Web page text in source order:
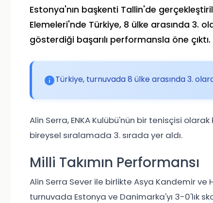
Estonya'nın başkenti Tallin'de
Elemeleri'nde Türkiye, 8 ülke arasında 3.
gösterdiği başarılı performansla öne çıktı.
Türkiye, turnuvada 8 ülke arasında 3.
Alin Serra, ENKA Kulübü'nün bir tenisçisi
bireysel sıralamada 3. sırada yer aldı.
Milli Takımın Performansı
Alin Serra Sever ile birlikte Asya Kandemir ve
turnuvada Estonya ve Danimarka'yı 3-0'lık